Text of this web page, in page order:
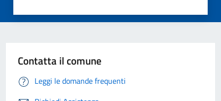
Contatta il comune
Leggi le domande frequenti